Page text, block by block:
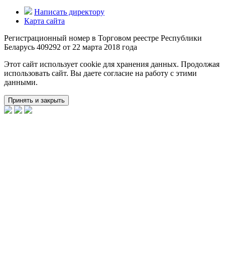
Написать директору
Карта сайта
Регистрационный номер в Торговом реестре Республики
Беларусь 409292 от 22 марта 2018 года
Этот сайт использует cookie для хранения данных. Продолжая
использовать сайт. Вы даете согласие на работу с этими
данными.
Принять и закрыть